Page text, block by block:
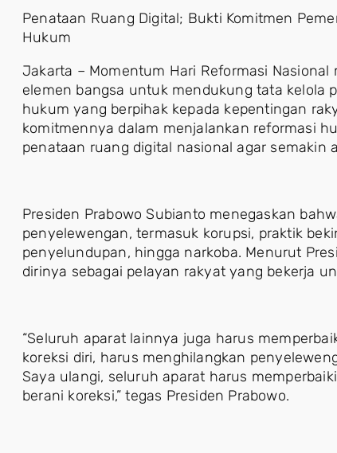
Penataan Ruang Digital; Bukti Komitmen
Hukum
Jakarta – Momentum Hari Reformasi
elemen bangsa untuk mendukung tata kelola
hukum yang berpihak kepada kepentingan
komitmennya dalam menjalankan reformasi
penataan ruang digital nasional agar semakin
Presiden Prabowo Subianto menegaskan
penyelewengan, termasuk korupsi, praktik
penyelundupan, hingga narkoba. Menurut
dirinya sebagai pelayan rakyat yang bekerja
“Seluruh aparat lainnya juga harus
koreksi diri, harus menghilangkan
Saya ulangi, seluruh aparat harus
berani koreksi,” tegas Presiden Prabowo.